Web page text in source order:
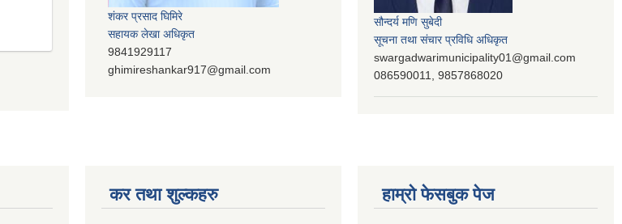
शंकर प्रसाद घिमिरे
सहायक लेखा अधिकृत
9841929117
ghimireshankar917@gmail.com
सौन्दर्य मणि सुबेदी
सूचना तथा संचार प्रविधि अधिकृत
swargadwarimunicipality01@gmail.com
086590011, 9857868020
कर तथा शुल्कहरु हाम्रो फेसबुक पेज